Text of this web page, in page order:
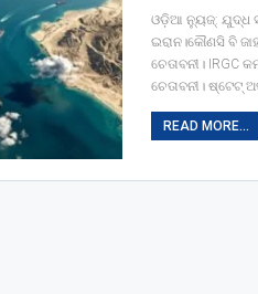
ଓଡ଼ିଆ ନ୍ୟୁଜ୍: ଯୁଦ୍ଧ
ଇରାନ।କୌଣସି ବି
ଚେତାବନୀ। IRGC
ଚେତାବନୀ। ଷ୍ଟେଟ୍‌
READ MORE...